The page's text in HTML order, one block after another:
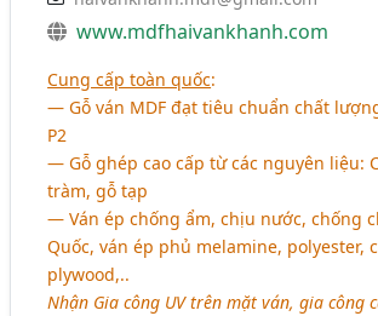
www.mdfhaivankhanh.com
Cung cấp toàn quốc:
― Gỗ ván MDF đạt tiêu chuẩn chất
P2
― Gỗ ghép cao cấp từ các nguyên liệu:
tràm, gỗ tạp
― Ván ép chống ẩm, chịu nước, chống
Quốc, ván ép phủ melamine, polyester,
plywood,..
Nhận Gia công UV trên mặt ván, gia công